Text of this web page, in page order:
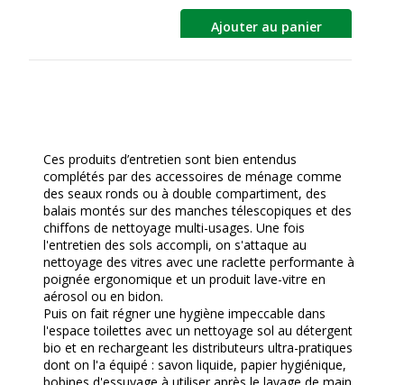
Ajouter au panier
Ces produits d’entretien sont bien entendus
complétés par des accessoires de ménage comme
des seaux ronds ou à double compartiment, des
balais montés sur des manches télescopiques et des
chiffons de nettoyage multi-usages. Une fois
l'entretien des sols accompli, on s'attaque au
nettoyage des vitres avec une raclette performante à
poignée ergonomique et un produit lave-vitre en
aérosol ou en bidon.
Puis on fait régner une hygiène impeccable dans
l'espace toilettes avec un nettoyage sol au détergent
bio et en rechargeant les distributeurs ultra-pratiques
dont on l'a équipé : savon liquide, papier hygiénique,